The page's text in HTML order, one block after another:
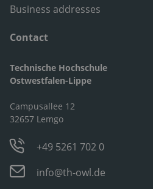
Business addresses
Contact
Technische Hochschule
Ostwestfalen-Lippe
Campusallee 12
32657 Lemgo
+49 5261 702 0
info@th-owl.de